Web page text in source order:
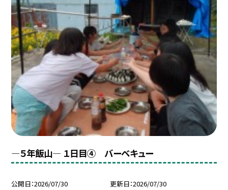
―５年飯山― １日目④ バーベキュー
公開日 2026/07/30 更新日 2026/07/30